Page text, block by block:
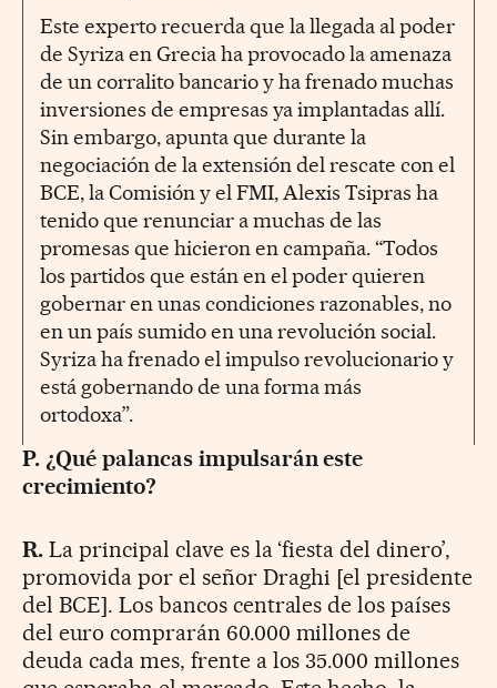
Este experto recuerda que la llegada al poder
de Syriza en Grecia ha provocado la amenaza
de un corralito bancario y ha frenado muchas
inversiones de empresas ya implantadas allí.
Sin embargo, apunta que durante la
negociación de la extensión del rescate con el
BCE, la Comisión y el FMI, Alexis Tsipras ha
tenido que renunciar a muchas de las
promesas que hicieron en campaña. “Todos
los partidos que están en el poder quieren
gobernar en unas condiciones razonables, no
en un país sumido en una revolución social.
Syriza ha frenado el impulso revolucionario y
está gobernando de una forma más
ortodoxa”.
P. ¿Qué palancas impulsarán este
crecimiento?
R.La principal clave es la ‘fiesta del dinero’,
promovida por el señor Draghi [el presidente
del BCE]. Los bancos centrales de los países
del euro comprarán 60.000 millones de
deuda cada mes, frente a los 35.000 millones